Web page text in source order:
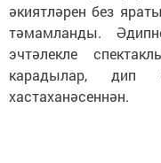
әкиятләрен без
тәмамланды.
эчтәлекле
карадылар, дип
хастаханәсеннән.